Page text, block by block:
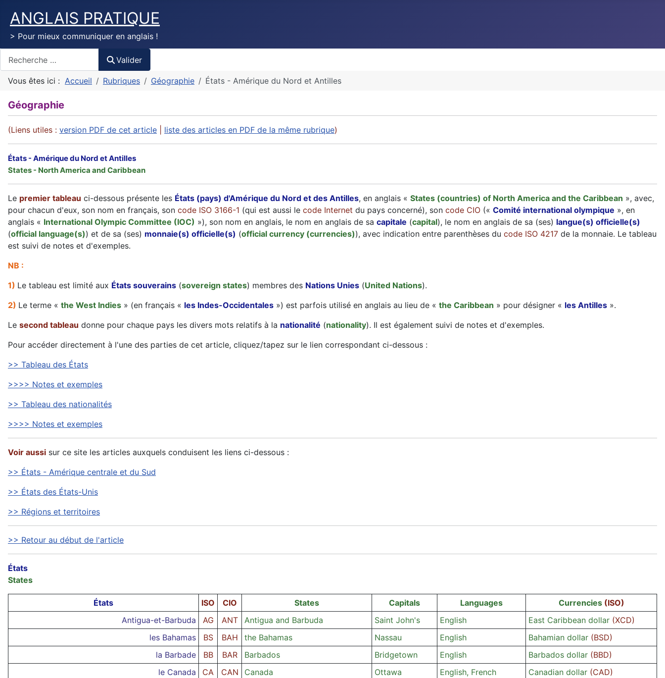
ANGLAIS PRATIQUE
> Pour mieux communiquer en anglais !
Valider
Vous êtes ici : Accueil Rubriques Géographie États - Amérique du Nord et Antilles
Géographie
(Liens utiles : version PDF de cet article liste des articles en PDF de la même rubrique)
États - Amérique du Nord et Antilles
States - North America and Caribbean
Le premier tableau ci-dessous présente les États (pays) d'Amérique du Nord et des Antilles, en anglais « States (countries) of North America and the Caribbean », avec,
pour chacun d'eux, son nom en français, son code ISO 3166-1 (qui est aussi le code Internet du pays concerné), son code CIO (« Comité international olympique », en
anglais « International Olympic Committee (IOC) »), son nom en anglais, le nom en anglais de sa capitale (capital), le nom en anglais de sa (ses) langue(s) officielle(s)
(official language(s)) et de sa (ses) monnaie(s) officielle(s) (official currency (currencies)), avec indication entre parenthèses du code ISO 4217 de la monnaie. Le tableau
est suivi de notes et d'exemples.
NB :
1) Le tableau est limité aux États souverains (sovereign states) membres des Nations Unies (United Nations).
2) Le terme « the West Indies » (en français « les Indes-Occidentales ») est parfois utilisé en anglais au lieu de « the Caribbean » pour désigner « les Antilles ».
Le second tableau donne pour chaque pays les divers mots relatifs à la nationalité (nationality). Il est également suivi de notes et d'exemples.
Pour accéder directement à l'une des parties de cet article, cliquez/tapez sur le lien correspondant ci-dessous :
>> Tableau des États
>>>> Notes et exemples
>> Tableau des nationalités
>>>> Notes et exemples
Voir aussi sur ce site les articles auxquels conduisent les liens ci-dessous :
>> États - Amérique centrale et du Sud
>> États des États-Unis
>> Régions et territoires
>> Retour au début de l'article
États
States
États ISO CIO States Capitals Languages Currencies(ISO)
Antigua-et-Barbuda
AG ANT Antigua and Barbuda Saint John's English East Caribbean dollar (XCD)
les Bahamas
BS BAH the Bahamas Nassau English Bahamian dollar (BSD)
la Barbade
BB BAR Barbados Bridgetown English Barbados dollar (BBD)
le Canada
CA CAN Canada Ottawa English, French Canadian dollar (CAD)